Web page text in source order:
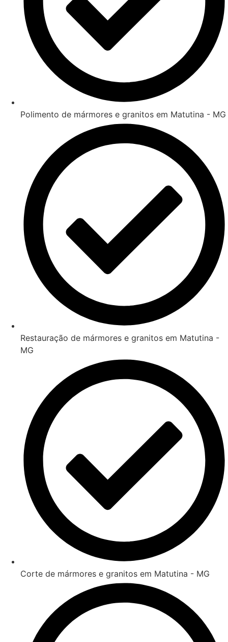
Polimento de mármores e granitos em Matutina - MG
Restauração de mármores e granitos em Matutina -
MG
Corte de mármores e granitos em Matutina - MG